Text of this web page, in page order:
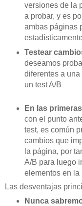
versiones de la
a probar, y es
ambas páginas
Testear
deseamos
diferentes a
un test A/B
En las
con el punto
test, es común
cambios que
la página, por
A/B para luego
elementos en
Las desventajas
Nunca